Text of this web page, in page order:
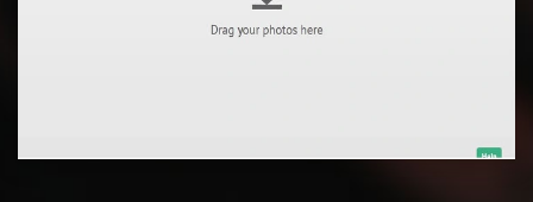
ВОССТАНОВИТЬ АКТИВАЦИОННЫЙ КЛЮЧ